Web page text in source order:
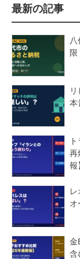
最新の記事
限
本
再
報
オ
金
含